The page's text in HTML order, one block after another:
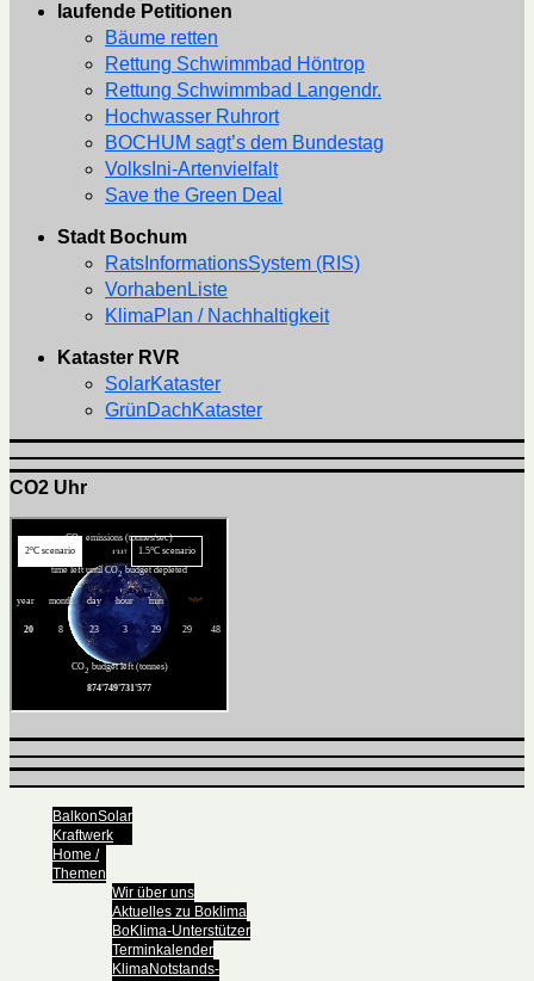
laufende Petitionen
Bäume retten
Rettung Schwimmbad Höntrop
Rettung Schwimmbad Langendr.
Hochwasser Ruhrort
BOCHUM sagt’s dem Bundestag
VolksIni-Artenvielfalt
Save the Green Deal
Stadt Bochum
RatsInformationsSystem (RIS)
VorhabenListe
KlimaPlan / Nachhaltigkeit
Kataster RVR
SolarKataster
GrünDachKataster
CO2 Uhr
BalkonSolar
Kraftwerk
Home /
Themen
Wir über uns
Aktuelles zu Boklima
BoKlima-Unterstützer
Terminkalender
KlimaNotstands-